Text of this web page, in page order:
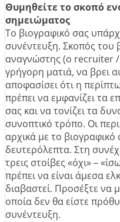
Θυμηθείτε το σκοπό
σημειώματος
Το βιογραφικό σας
συνέντευξη. Σκοπός του
αναγνώστης (ο recruiter /
γρήγορη ματιά, να βρει
αποφασίσει ότι η
πρέπει να εμφανίζει τα
σας και να τονίζει τα
συνοπτικό τρόπο. Οι
αρχικά με το
δευτερόλεπτα. Στη
τρεις στοίβες «όχι» –
πρέπει να είναι άμεσα
διαβαστεί. Προσέξτε να
οποία δεν θα είστε
συνέντευξη.